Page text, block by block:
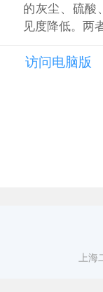
的灰尘、硫酸
见度降低。两
访问电脑版
上海